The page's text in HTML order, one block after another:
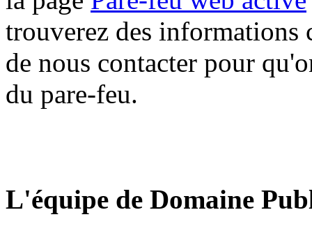
trouverez des informations
de nous contacter pour
du pare-feu.
L'équipe de Domaine